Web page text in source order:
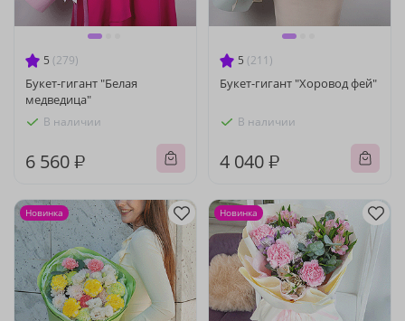
5 (279)
Букет-гигант "Белая
медведица"
В наличии
6 560 ₽
5 (211)
Букет-гигант "Хоровод фей"
В наличии
4 040 ₽
Новинка Новинка